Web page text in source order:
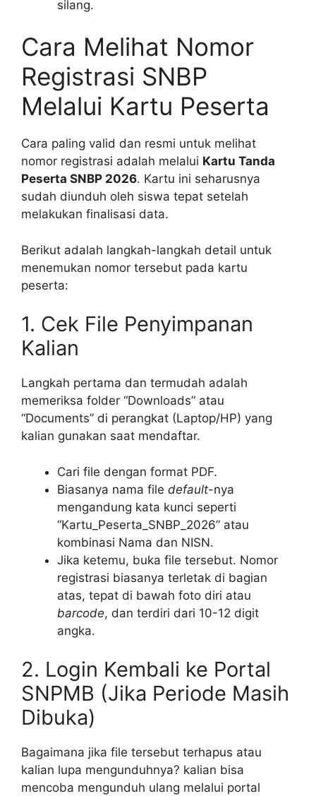
silang.
Cara Melihat Nomor
Registrasi SNBP
Melalui Kartu Peserta
Cara paling valid dan resmi untuk melihat
nomor registrasi adalah melalui Kartu Tanda
Peserta SNBP 2026. Kartu ini seharusnya
sudah diunduh oleh siswa tepat setelah
melakukan finalisasi data.
Berikut adalah langkah-langkah detail untuk
menemukan nomor tersebut pada kartu
peserta:
1. Cek File Penyimpanan
Kalian
Langkah pertama dan termudah adalah
memeriksa folder “Downloads” atau
“Documents” di perangkat (Laptop/HP) yang
kalian gunakan saat mendaftar.
Cari file dengan format PDF.
Biasanya nama file default-nya
mengandung kata kunci seperti
“Kartu_Peserta_SNBP_2026” atau
kombinasi Nama dan NISN.
Jika ketemu, buka file tersebut. Nomor
registrasi biasanya terletak di bagian
atas, tepat di bawah foto diri atau
barcode, dan terdiri dari 10-12 digit
angka.
2. Login Kembali ke Portal
SNPMB (Jika Periode Masih
Dibuka)
Bagaimana jika file tersebut terhapus atau
kalian lupa mengunduhnya? kalian bisa
mencoba mengunduh ulang melalui portal